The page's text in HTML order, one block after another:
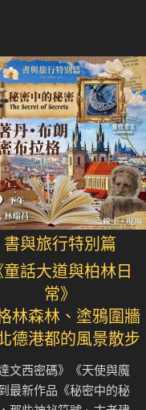
書與旅行特別篇
童話大道與柏林日
常》
林森林、塗鴉圍牆
德港都的風景散步
文西密碼》《天使與魔
最新作品《秘密中的秘